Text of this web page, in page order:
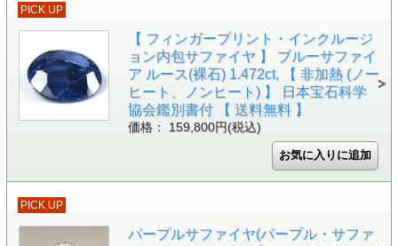
PICK UP
【 フィンガープリント・インクルージ
ョン内包サファイヤ 】 ブルーサファイ
ア ルース(裸石) 1.472ct, 【 非加熱 (ノー
ヒート、ノンヒート) 】 日本宝石科学
協会鑑別書付 【 送料無料 】
価格： 159,800円(税込)
PICK UP
パープルサファイヤ(パープル・サファ